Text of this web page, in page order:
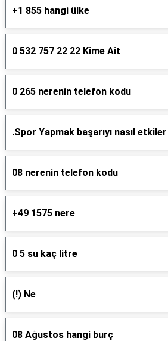
+1 855 hangi ülke
0 532 757 22 22 Kime Ait
0 265 nerenin telefon kodu
.Spor Yapmak başarıyı nasıl etkiler
08 nerenin telefon kodu
+49 1575 nere
0 5 su kaç litre
(!) Ne
08 Ağustos hangi burç